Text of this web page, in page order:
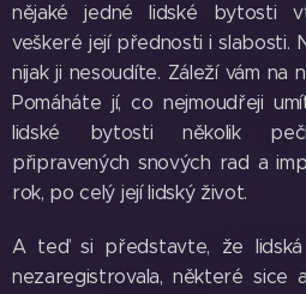
nějaké jedné lidské bytosti
veškeré její přednosti i slabosti.
nijak ji nesoudíte. Záleží vám na
Pomáháte jí, co nejmoudřeji
lidské bytosti několik
připravených snových rad a
rok, po celý její lidský život.
A teď si představte, že
nezaregistrovala, některé sice